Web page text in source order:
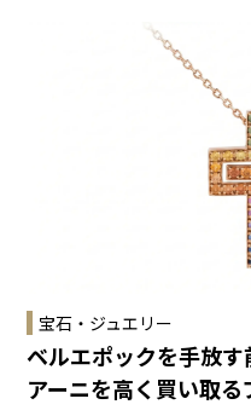
宝石・ジュエリー
ベルエポックを手放
アーニを高く買い取